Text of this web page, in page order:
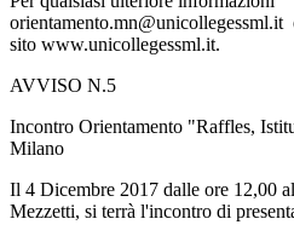
orientamento.mn@unicollegessml.it
sito www.unicollegessml.it.
AVVISO N.5
Incontro Orientamento "Raffles,
Milano
Il 4 Dicembre 2017 dalle ore 12,00
Mezzetti, si terrà l'incontro di